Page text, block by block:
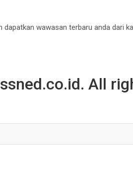
wawasan terbaru anda dari
All